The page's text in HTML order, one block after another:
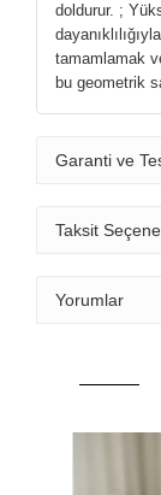
doldurur. ;
tamamlamak
bu geometrik
Garanti ve
Taksit
Yorumlar